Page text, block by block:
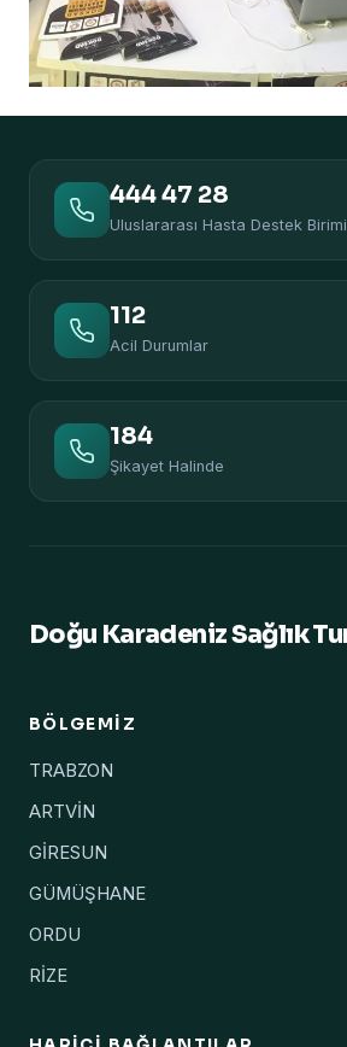
444 47 28
Uluslararası Hasta Destek Birimi
112
Acil Durumlar
184
Şikayet Halinde
Doğu Karadeniz Sağlık
BÖLGEMIZ
TRABZON
ARTVİN
GİRESUN
GÜMÜŞHANE
ORDU
RİZE